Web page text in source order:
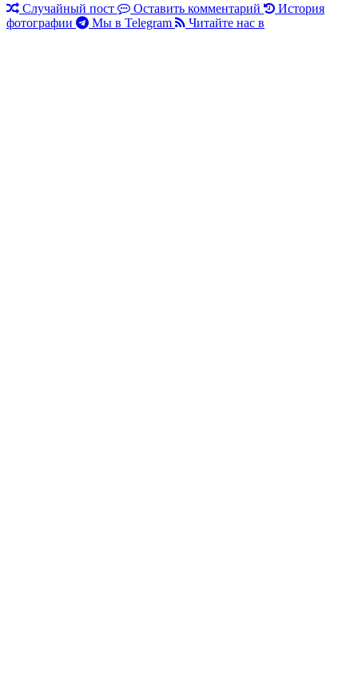
Случайный пост Оставить комментарий
История
фотографии
Мы в Telegram Читайте нас в